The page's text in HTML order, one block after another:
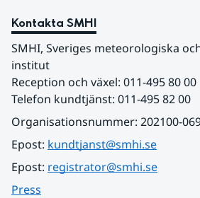
Kontakta SMHI
SMHI, Sveriges meteorologiska
institut
Reception och växel: 011-495 80 00
Telefon kundtjänst: 011-495 82 00
Organisationsnummer: 202100-
Epost: kundtjanst@smhi.se
Epost: registrator@smhi.se
Press